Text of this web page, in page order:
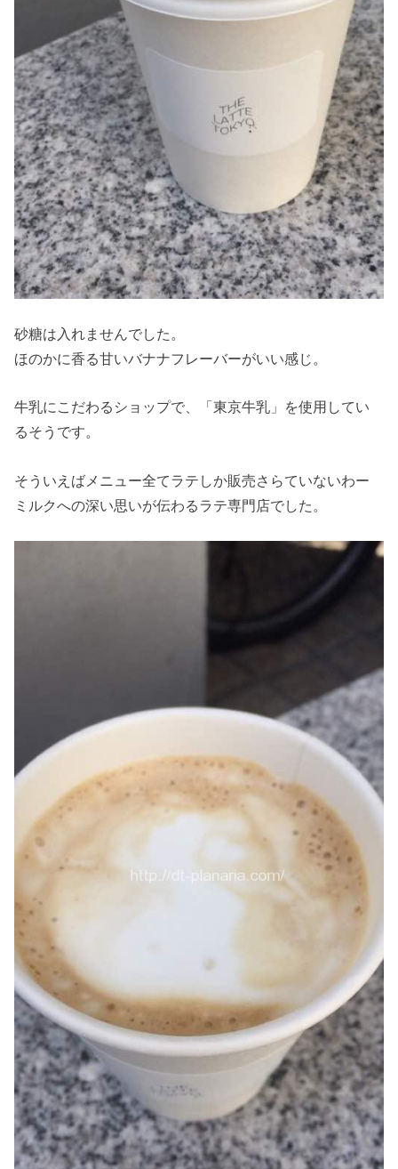
砂糖は入れませんでした。
ほのかに香る甘いバナナフレーバーがいい感じ。
牛乳にこだわるショップで、「東京牛乳」を使用してい
るそうです。
そういえばメニュー全てラテしか販売さらていないわー
ミルクへの深い思いが伝わるラテ専門店でした。